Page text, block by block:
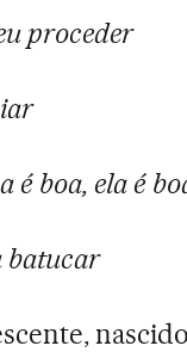
proceder
é boa, ela é
batucar